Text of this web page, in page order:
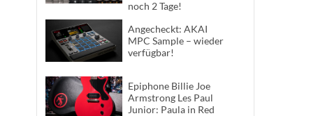
noch 2 Tage!
Angecheckt: AKAI
MPC Sample – wieder
verfügbar!
Epiphone Billie Joe
Armstrong Les Paul
Junior: Paula in Red